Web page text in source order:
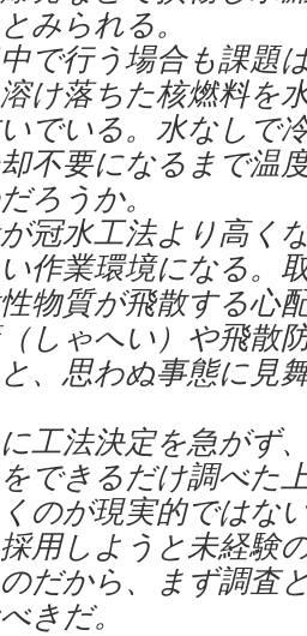
みられる。
で行う場合も課題
け落ちた核燃料を
でいる。水なしで
不要になるまで温
ろうか。
冠水工法より高く
作業環境になる。
物質が飛散する心
しゃへい）や飛散
、思わぬ事態に見
工法決定を急がず
できるだけ調べた
のが現実的ではな
用しようと未経験
だから、まず調査
きだ。